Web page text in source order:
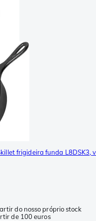
frigideira funda L8DSK3,
do nosso próprio stock
de 100 euros